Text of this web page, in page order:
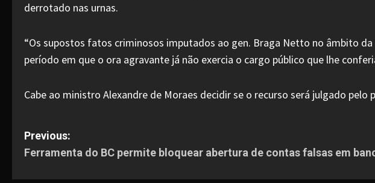
derrotado nas urnas.
“Os supostos fatos criminosos imputados ao gen. Braga Netto no âmbito
período em que o ora agravante já não exercia o cargo público que lhe
Cabe ao ministro Alexandre de Moraes decidir se o recurso será julgado pelo
P
Previous:
Ferramenta do BC permite bloquear abertura de contas falsas em